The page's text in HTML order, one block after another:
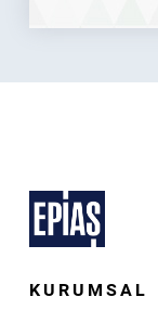
KURUMSAL